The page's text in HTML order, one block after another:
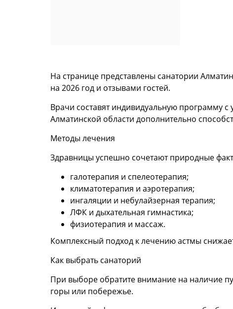
На странице представлены санатории
на 2026 год и отзывами гостей.
Врачи составят индивидуальную программу с
Алматинской области дополнительно
Методы лечения
Здравницы успешно сочетают природные
галотерапия и спелеотерапия;
климатотерапия и аэротерапия;
ингаляции и небулайзерная терапия;
ЛФК и дыхательная гимнастика;
физиотерапия и массаж.
Комплексный подход к лечению астмы
Как выбрать санаторий
При выборе обратите внимание на наличие
горы или побережье.